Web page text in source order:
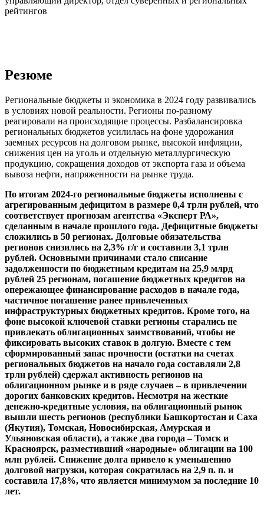
рейтингов
Резюме
Региональные бюджеты и экономика в 2024 году развивались
в условиях новой реальности. Регионы по-разному
реагировали на происходящие процессы. Разбалансировка
региональных бюджетов усилилась на фоне удорожания
заемных ресурсов на долговом рынке, высокой инфляции,
снижения цен на уголь и отдельную металлургическую
продукцию, сокращения доходов от экспорта газа и объема
вывоза нефти, напряженности на рынке труда.
По итогам 2024-го региональные бюджеты исполнены с
агрегированным дефицитом в размере 0,4 трлн рублей, что
соответствует прогнозам агентства «Эксперт РА»,
сделанным в начале прошлого года. Дефицитные бюджеты
сложились в 50 регионах. Долговые обязательства
регионов снизились на 2,3% г/г и составили 3,1 трлн
рублей. Основными причинами стало списание
задолженности по бюджетным кредитам на 25,9 млрд
рублей 25 регионам, погашение бюджетных кредитов на
опережающее финансирование расходов в начале года,
частичное погашение ранее привлеченных
инфраструктурных бюджетных кредитов. Кроме того, на
фоне высокой ключевой ставки регионы старались не
привлекать облигационных заимствований, чтобы не
фиксировать высоких ставок в долгую. Вместе с тем
сформированный запас прочности (остатки на счетах
региональных бюджетов на начало года составляли 2,8
трлн рублей) сдержал активность регионов на
облигационном рынке и в ряде случаев – в привлечении
дорогих банковских кредитов. Несмотря на жесткие
денежно-кредитные условия, на облигационный рынок
вышли шесть регионов (республики Башкортостан и Саха
(Якутия), Томская, Новосибирская, Амурская и
Ульяновская области), а также два города – Томск и
Красноярск, разместивший «народные» облигации на 100
млн рублей. Снижение долга привело к уменьшению
долговой нагрузки, которая сократилась на 2,9 п. п. и
составила 17,8%, что является минимумом за последние 10
лет.